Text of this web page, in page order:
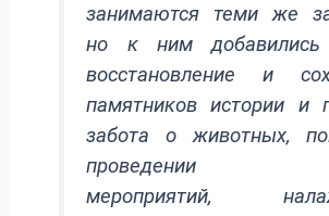
занимаются теми же
но к ним добавились
восстановление и
памятников истории и
забота о животных,
проведении
мероприятий,